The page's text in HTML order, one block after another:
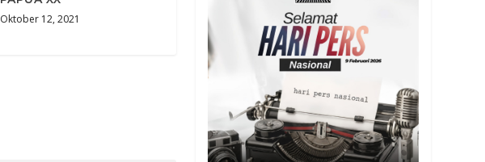
Oktober 12, 2021